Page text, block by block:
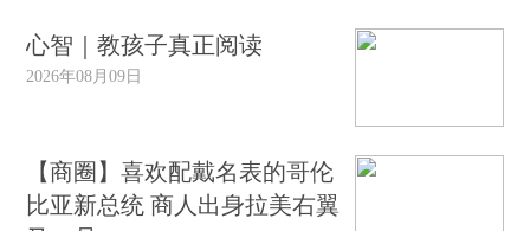
心智｜教孩子真正阅读
2026年08月09日
【商圈】喜欢配戴名表的哥伦
比亚新总统 商人出身拉美右翼